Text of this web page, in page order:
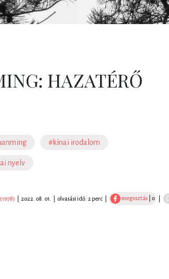
HAZATÉRŐ
#kínai irodalom
nyelv
2022. 08. 01. olvasási idő: 2 perc megosztás | 0